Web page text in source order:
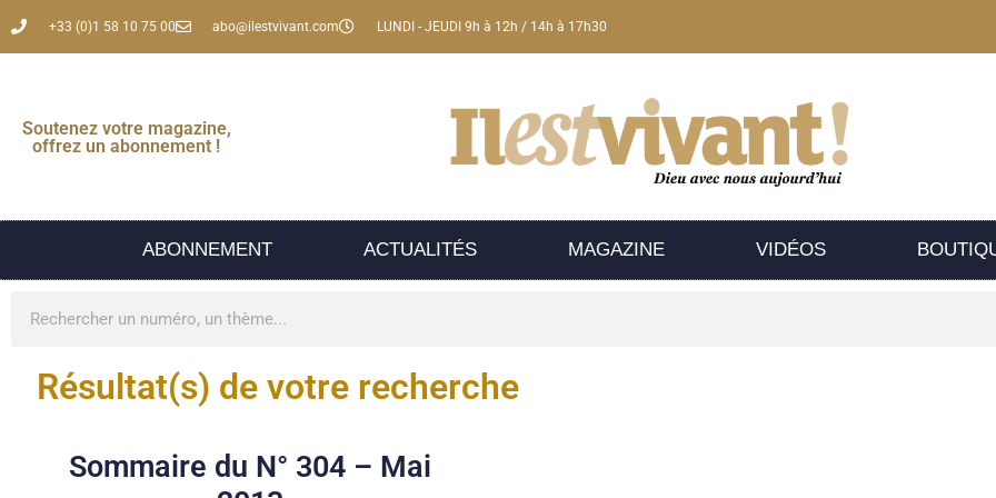
+33 (0)1 58 10 75 00 abo@ilestvivant.com LUNDI - JEUDI 9h à 12h / 14h à 17h30
Soutenez votre magazine,
offrez un abonnement !
ABONNEMENT ACTUALITÉS MAGAZINE VIDÉOS
Résultat(s) de votre recherche
Sommaire du N° 304 – Mai